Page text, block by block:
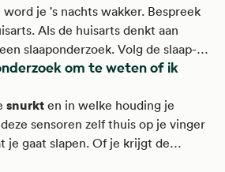
lampje in je neus en keel kijken.
meer kunt doen om minder te
word je 's nachts wakker. Bespreek
Als de huisarts denkt aan
slaaponderzoek. Volg de slaap-
7 of 8 uur per nacht. Rij geen
bent. Wat is slaap-apneu? - Bij
even met ademen terwijl je
of vaker.
om te weten of ik
snurkt en in welke houding je
sensoren zelf thuis op je vinger
je gaat slapen. Of je krijgt de
of slaapcentrum. Alle